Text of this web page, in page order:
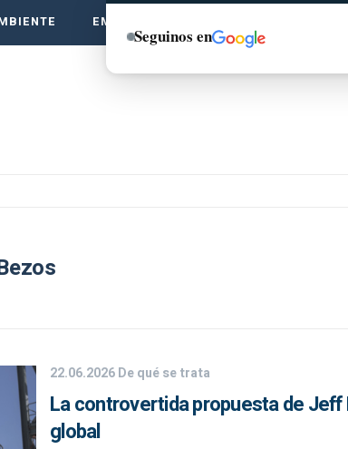
EMPRENDE VERDE
22.06.2026De qué se trata
La controvertida propuesta de
global
Seguinos en